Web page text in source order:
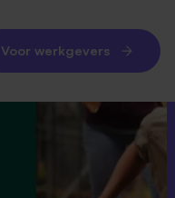
Voor werkgevers